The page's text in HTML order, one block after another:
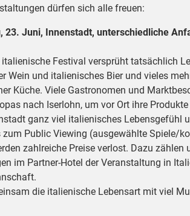
dürfen sich alle freuen:
23. Juni, Innenstadt, unterschiedliche
Festival versprüht tatsächlich
Wein und italienisches Bier und vieles
Küche. Viele Gastronomen und
nach Iserlohn, um vor Ort ihre
ganz viel italienisches Lebensgefühl
Public Viewing (ausgewählte Spiele/
zahlreiche Preise verlost. Dazu zählen
im Partner-Hotel der Veranstaltung in
die italienische Lebensart mit viel